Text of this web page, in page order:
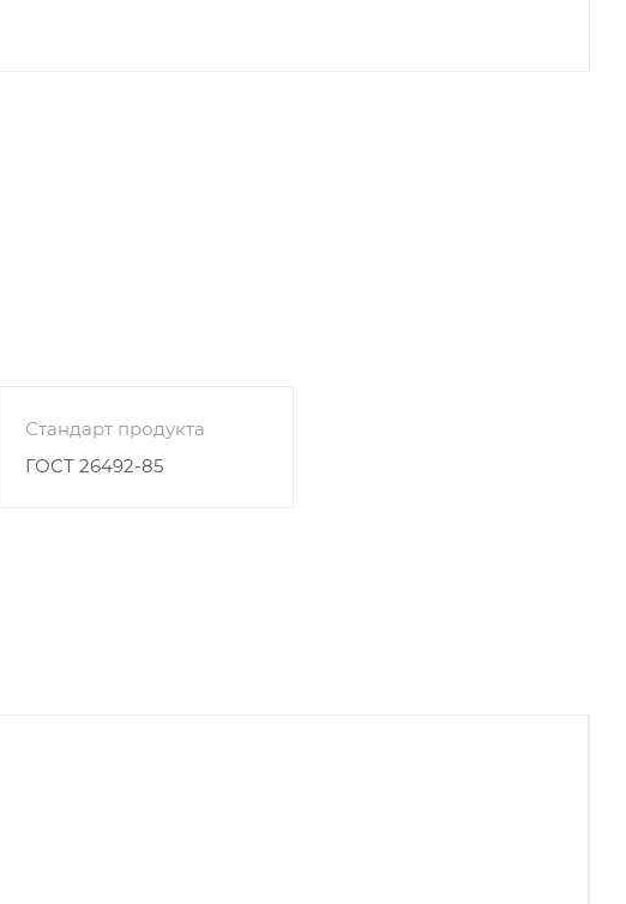
Стандарт продукта
ГОСТ 26492-85